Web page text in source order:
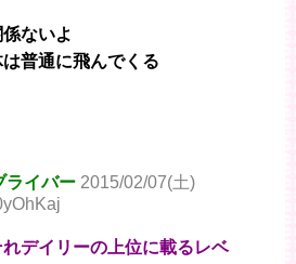
ないよ
普通に飛んでくる
ライバー 2015/02/07(土)
デイリーの上位に載るレベ